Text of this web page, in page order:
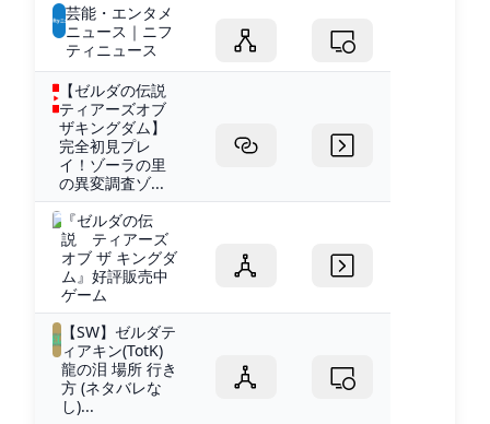
芸能・エンタメ
ニュース｜ニフ
ティニュース
【ゼルダの伝説
ティアーズオブ
ザキングダム】
完全初見プレ
イ！ゾーラの里
の異変調査ゾ...
『ゼルダの伝
説 ティアーズ
オブ ザ キングダ
ム』好評販売中
ゲーム
【SW】ゼルダテ
ィアキン(TotK)
龍の泪 場所 行き
方 (ネタバレな
し)...